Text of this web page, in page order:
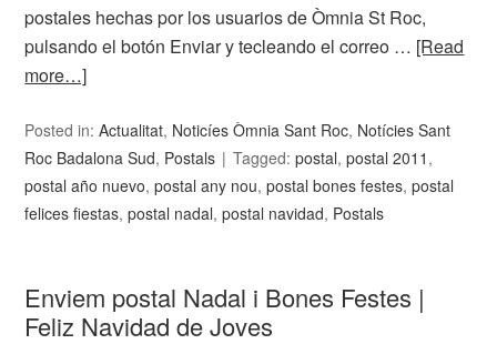
postales hechas por los usuarios de Òmnia St Roc,
pulsando el botón Enviar y tecleando el correo … [Read
more…]
Posted in:Actualitat, Noticíes Òmnia Sant Roc, Notícies Sant
Roc Badalona Sud, Postals Tagged:postal,postal 2011 ,
postal año nuevo,postal any nou,postal bones festes,postal
felices fiestas,postal nadal,postal navidad, Postals
Enviem postal Nadal i Bones Festes |
Feliz Navidad de Joves